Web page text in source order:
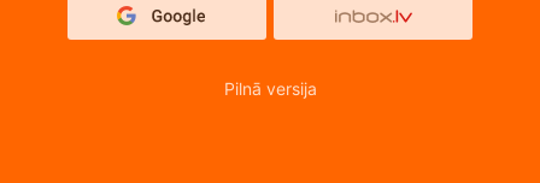
Pilnā versija